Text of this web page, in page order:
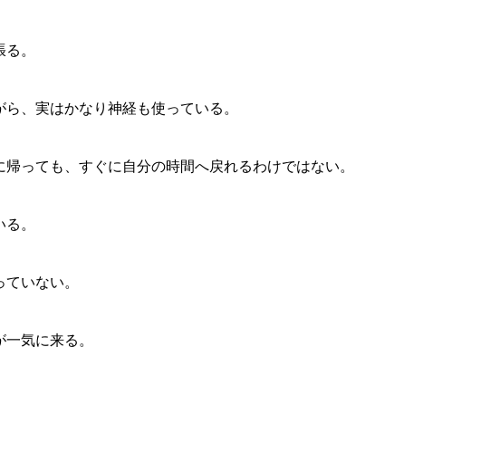
。
、実はかなり神経も使っている。
っても、すぐに自分の時間へ戻れるわけではない。
。
いない。
気に来る。